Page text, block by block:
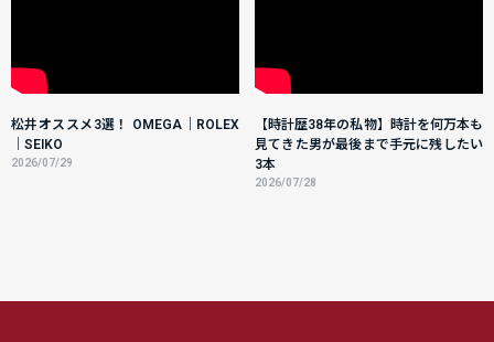
松井オススメ3選！ OMEGA｜ROLEX
｜SEIKO
2026/07/29
【時計歴38年の私物】時計を何万本も
見てきた男が最後まで手元に残したい
3本
2026/07/28